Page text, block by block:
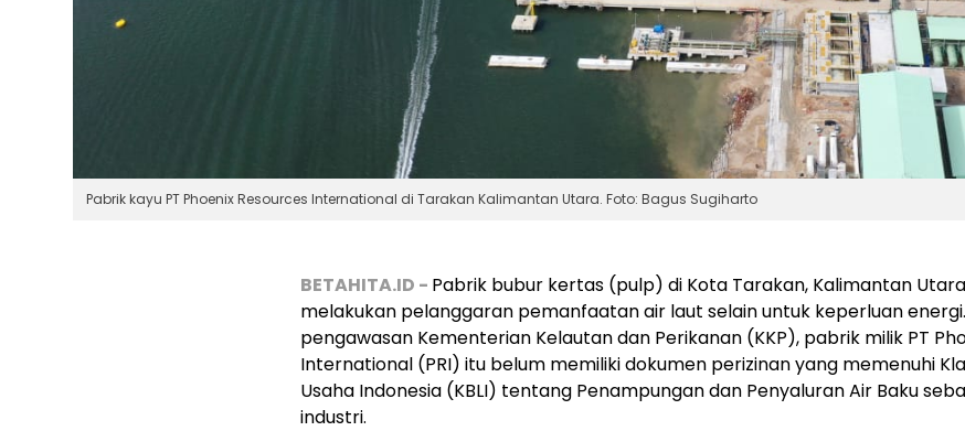
Pabrik kayu PT Phoenix Resources International di Tarakan Kalimantan Utara. Foto: Bagus Sugiharto
BETAHITA.ID - Pabrik bubur kertas (pulp) di Kota Tarakan, Kalimantan
melakukan pelanggaran pemanfaatan air laut selain untuk keperluan
pengawasan Kementerian Kelautan dan Perikanan (KKP), pabrik milik PT
International (PRI) itu belum memiliki dokumen perizinan yang memenuhi
Usaha Indonesia (KBLI) tentang Penampungan dan Penyaluran Air Baku
industri.